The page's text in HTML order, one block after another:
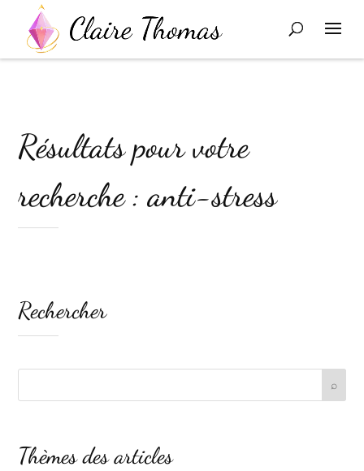
Résultats pour votre
recherche : anti-stress
Rechercher
Thèmes des articles